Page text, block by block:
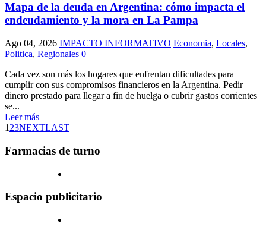
Mapa de la deuda en Argentina: cómo impacta el
endeudamiento y la mora en La Pampa
Ago 04, 2026 IMPACTO INFORMATIVO Economia, Locales,
Politica, Regionales 0
Cada vez son más los hogares que enfrentan dificultades para
cumplir con sus compromisos financieros en la Argentina. Pedir
dinero prestado para llegar a fin de huelga o cubrir gastos corrientes
se...
Leer más
1 23NEXTLAST
Farmacias de turno
Espacio publicitario